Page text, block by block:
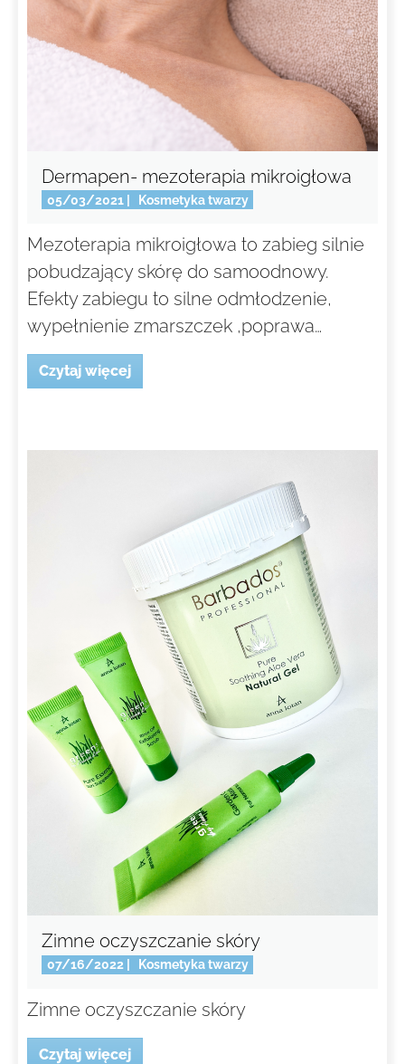
Dermapen- mezoterapia mikroigłowa
05/03/2021 Kosmetyka twarzy
Mezoterapia mikroigłowa to zabieg silnie
pobudzający skórę do samoodnowy.
Efekty zabiegu to silne odmłodzenie,
wypełnienie zmarszczek ,poprawa…
Czytaj więcej
Zimne oczyszczanie skóry
07/16/2022 Kosmetyka twarzy
Zimne oczyszczanie skóry
Czytaj więcej